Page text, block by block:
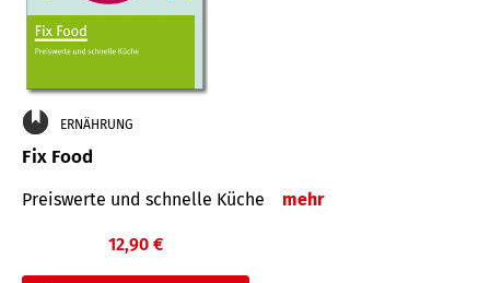
ERNÄHRUNG
Fix Food
Preiswerte und schnelle Küche mehr
12,90 €